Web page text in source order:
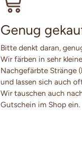
Genug
Bitte denkt daran,
Wir färben in sehr
Nachgefärbte Stränge
und lassen sich auch
Wir tauschen auch
Gutschein im Shop ein.